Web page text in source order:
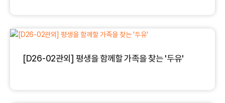
[D26-02관외] 평생을 함께할 가족을 찾는 '두유'